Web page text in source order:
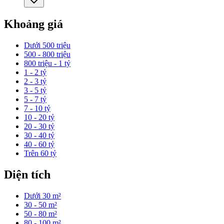
Khoảng giá
Dưới 500 triệu
500 - 800 triệu
800 triệu - 1 tỷ
1 - 2 tỷ
2 - 3 tỷ
3 - 5 tỷ
5 - 7 tỷ
7 - 10 tỷ
10 - 20 tỷ
20 - 30 tỷ
30 - 40 tỷ
40 - 60 tỷ
Trên 60 tỷ
Diện tích
Dưới 30 m²
30 - 50 m²
50 - 80 m²